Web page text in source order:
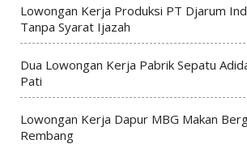
Lowongan Kerja Produksi PT Djarum
Tanpa Syarat Ijazah
Dua Lowongan Kerja Pabrik Sepatu
Pati
Lowongan Kerja Dapur MBG Makan
Rembang